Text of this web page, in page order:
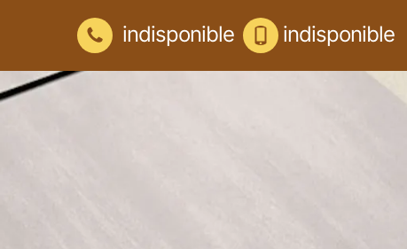
indisponible indisponible